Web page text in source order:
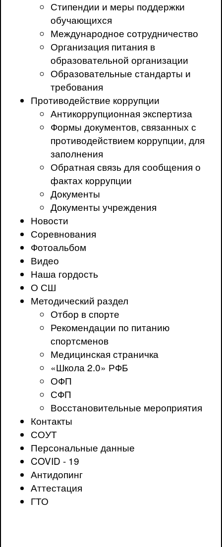
Стипендии и меры поддержки
обучающихся
Международное сотрудничество
Организация питания в
образовательной организации
Образовательные стандарты и
требования
Противодействие коррупции
Антикоррупционная экспертиза
Формы документов, связанных с
противодействием коррупции, для
заполнения
Обратная связь для сообщения о
фактах коррупции
Документы
Документы учреждения
Новости
Соревнования
Фотоальбом
Видео
Наша гордость
О СШ
Методический раздел
Отбор в спорте
Рекомендации по питанию
спортсменов
Медицинская страничка
«Школа 2.0» РФБ
ОФП
СФП
Восстановительные мероприятия
Контакты
СОУТ
Персональные данные
COVID - 19
Антидопинг
Аттестация
ГТО